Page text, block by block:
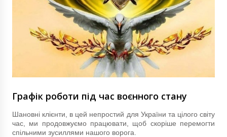
Графік роботи під час воєнного стану
Шановні клієнти, в цей непростий для України та цілого світу
час, ми продовжуємо працювати, щоб скоріше перемогти
спільними зусиллями нашого ворога.